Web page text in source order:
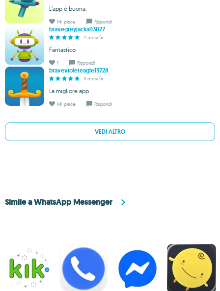
L’app è buona.
Mi piace Rispondi
bravegreyjackal13027
2 mesi fa
Fantastico
1 Rispondi
bravevioleteagle13728
3 mesi fa
La migliore app
Mi piace Rispondi
VEDI ALTRO
Simile a WhatsApp Messenger